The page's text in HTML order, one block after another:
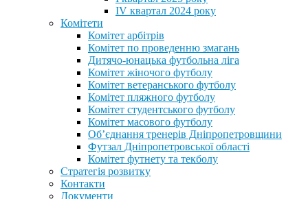
IV квартал 2024 року
Комітети
Комітет арбітрів
Комітет по проведенню змагань
Дитячо-юнацька футбольна ліга
Комітет жіночого футболу
Комітет ветеранського футболу
Комітет пляжного футболу
Комітет студентського футболу
Комітет масового футболу
Обʼєднання тренерів Дніпропетровщини
Футзал Дніпропетровської області
Комітет футнету та текболу
Стратегія розвитку
Контакти
Документи